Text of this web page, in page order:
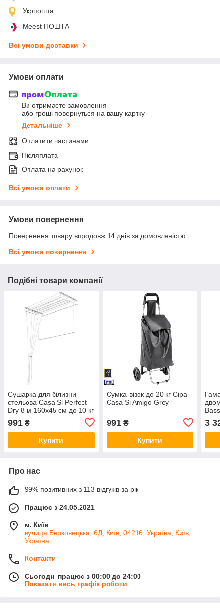
Укрпошта
Meest ПОШТА
Всі умови доставки
Умови оплати
Ви отримаєте замовлення
або гроші повернуться на вашу картку
Детальніше
Оплатити частинами
Післяплата
Оплата на рахунок
Всі умови оплати
Умови повернення
Повернення товару впродовж 14 днів за домовленістю
Всі умови повернення
Подібні товари компанії
Сушарка для білизни
стельова Casa Si Perfect
Dry 8 м 160x45 см до 10 кг
991 ₴
Купити
Сумка-візок до 20 кг Сіра
Casa Si Amigo Grey
991₴
Купити
3
Про нас
99% позитивних з 113 відгуків за рік
Працює з 24.05.2021
м. Київ
вулиця Берковецька, 6Д, Київ, 04216, Україна, Київ,
Україна
Контакти
Сьогодні працює з 00:00 до 24:00
Показати весь графік роботи